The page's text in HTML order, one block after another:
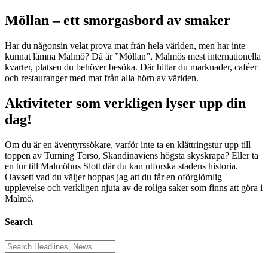
Möllan – ett smorgasbord av smaker
Har du någonsin velat prova mat från hela världen, men har inte
kunnat lämna Malmö? Då är ”Möllan”, Malmös mest internationella
kvarter, platsen du behöver besöka. Där hittar du marknader, caféer
och restauranger med mat från alla hörn av världen.
Aktiviteter som verkligen lyser upp din
dag!
Om du är en äventyrssökare, varför inte ta en klättringstur upp till
toppen av Turning Torso, Skandinaviens högsta skyskrapa? Eller ta
en tur till Malmöhus Slott där du kan utforska stadens historia.
Oavsett vad du väljer hoppas jag att du får en oförglömlig
upplevelse och verkligen njuta av de roliga saker som finns att göra i
Malmö.
Search
Search